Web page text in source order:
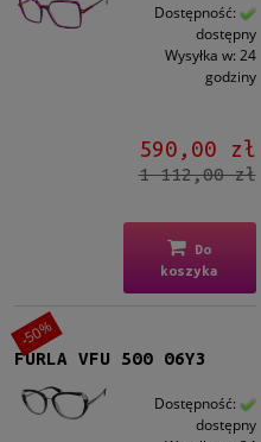
Dostępność:
dostępny
Wysyłka w: 24
godziny
590,00 zł
1 112,00 zł
Do
koszyka
FURLA VFU 500 06Y3
Dostępność:
dostępny
-50%